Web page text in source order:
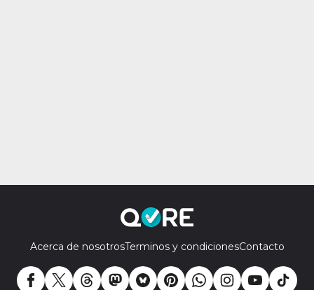
Acerca de nosotrosTerminos y condicionesContacto